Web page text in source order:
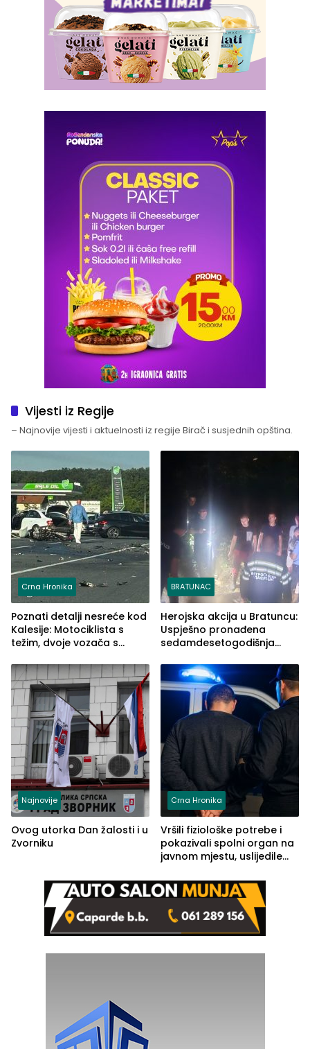
Vijesti iz Regije
– Najnovije vijesti i aktuelnosti iz regije Birač i susjednih opština.
Crna Hronika
Poznati detalji nesreće kod
Kalesije: Motociklista s
težim, dvoje vozača s
BRATUNAC
Herojska akcija u Bratuncu:
Uspješno pronađena
sedamdesetogodišnja
Kravice.
Najnovije
Ovog utorka Dan žalosti i u
Zvorniku
Crna Hronika
Vršili fiziološke potrebe i
pokazivali spolni organ na
javnom mjestu, uslijedile